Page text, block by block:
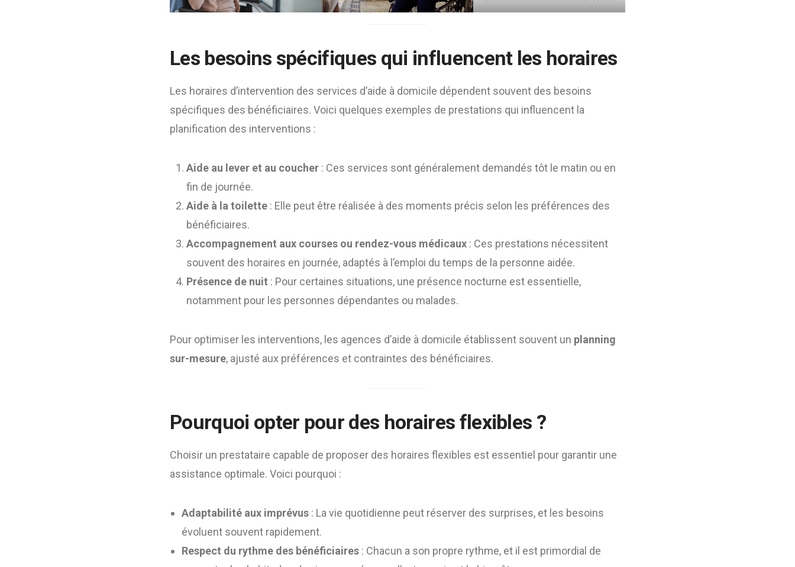
Les besoins spécifiques qui influencent les horaires
Les horaires d’intervention des services d’aide à domicile dépendent souvent des besoins
spécifiques des bénéficiaires. Voici quelques exemples de prestations qui influencent la
planification des interventions :
Aide au lever et au coucher : Ces services sont généralement demandés tôt le matin ou en
fin de journée.
Aide à la toilette : Elle peut être réalisée à des moments précis selon les préférences des
bénéficiaires.
Accompagnement aux courses ou rendez-vous médicaux : Ces prestations nécessitent
souvent des horaires en journée, adaptés à l’emploi du temps de la personne aidée.
Présence de nuit : Pour certaines situations, une présence nocturne est essentielle,
notamment pour les personnes dépendantes ou malades.
Pour optimiser les interventions, les agences d’aide à domicile établissent souvent un planning
sur-mesure, ajusté aux préférences et contraintes des bénéficiaires.
Pourquoi opter pour des horaires flexibles ?
Choisir un prestataire capable de proposer des horaires flexibles est essentiel pour garantir une
assistance optimale. Voici pourquoi :
Adaptabilité aux imprévus : La vie quotidienne peut réserver des surprises, et les besoins
évoluent souvent rapidement.
Respect du rythme des bénéficiaires : Chacun a son propre rythme, et il est primordial de